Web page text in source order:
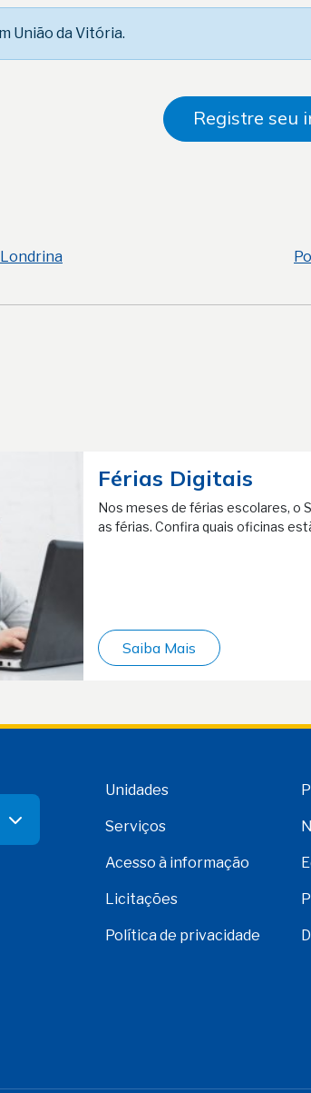
União da Vitória.
Registre seu
Londrina
Férias Digitais
Nos meses de férias escolares, o
as férias. Confira quais oficinas
Saiba Mais
Unidades
Serviços
Acesso à informação
Licitações
Política de privacidade